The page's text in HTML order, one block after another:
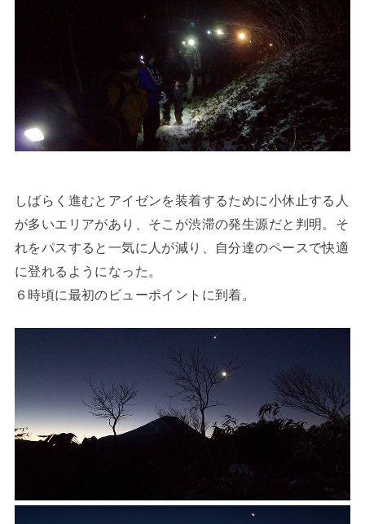
しばらく進むとアイゼンを装着するために小休止する人
が多いエリアがあり、そこが渋滞の発生源だと判明。そ
れをパスすると一気に人が減り、自分達のペースで快適
に登れるようになった。
６時頃に最初のビューポイントに到着。